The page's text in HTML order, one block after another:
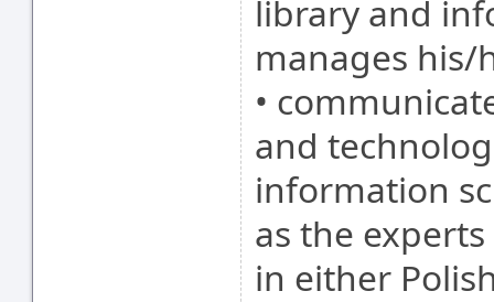
library and
manages his/
•
and
information
as the
in either